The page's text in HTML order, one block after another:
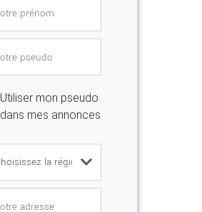
Utiliser mon pseudo
dans mes annonces